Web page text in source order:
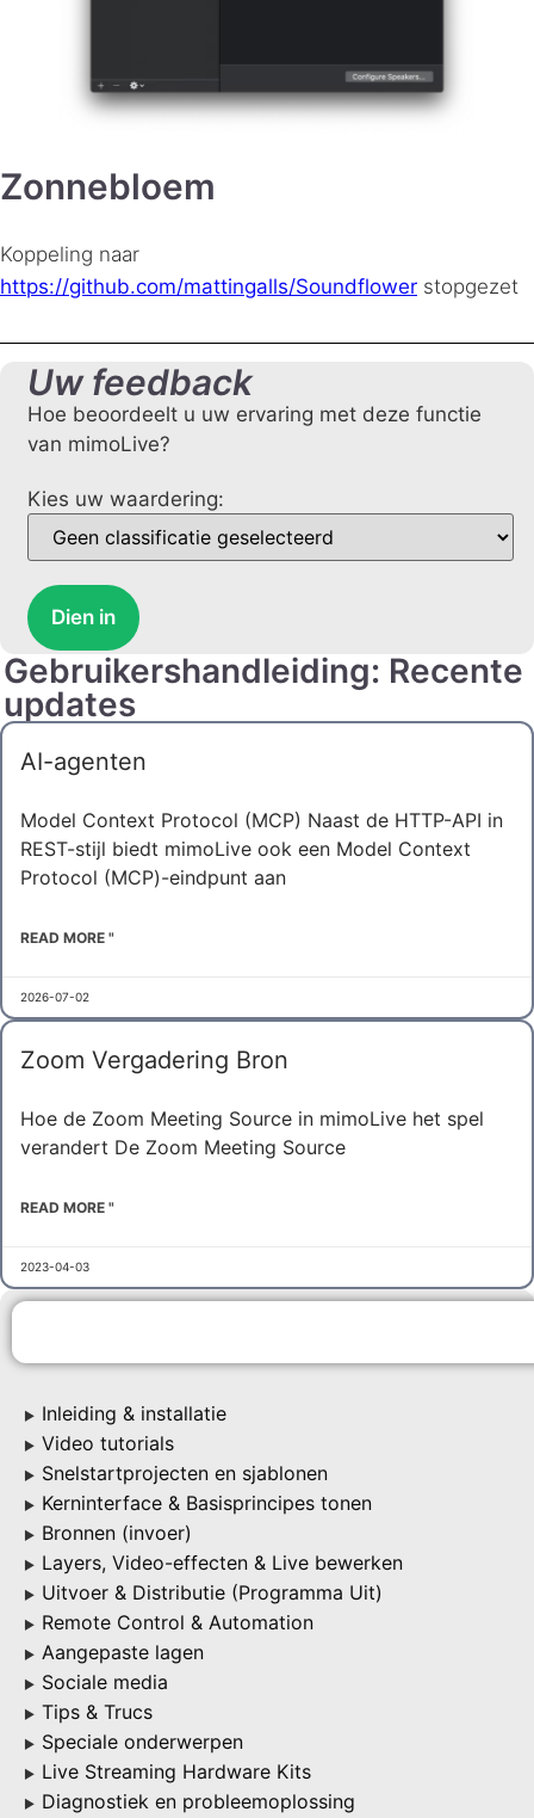
▶ Inleiding & installatie
▶ Video tutorials
▶ Snelstartprojecten en sjablonen
▶ Kerninterface & Basisprincipes tonen
▶ Bronnen (invoer)
▶ Layers, Video-effecten & Live bewerken
▶ Uitvoer & Distributie (Programma Uit)
▶ Remote Control & Automation
▶ Aangepaste lagen
▶ Sociale media
▶ Tips & Trucs
▶ Speciale onderwerpen
▶ Live Streaming Hardware Kits
▶ Diagnostiek en probleemoplossing
Zonnebloem
Koppeling naar
https://github.com/mattingalls/Soundflower stopgezet
Uw feedback
Hoe beoordeelt u uw ervaring met deze functie
van mimoLive?
Kies uw waardering:
Dien in
Gebruikershandleiding: Recente
updates
AI-agenten
Model Context Protocol (MCP) Naast de HTTP-API in
REST-stijl biedt mimoLive ook een Model Context
Protocol (MCP)-eindpunt aan
READ MORE "
2026-07-02
Zoom Vergadering Bron
Hoe de Zoom Meeting Source in mimoLive het spel
verandert De Zoom Meeting Source
READ MORE "
2023-04-03